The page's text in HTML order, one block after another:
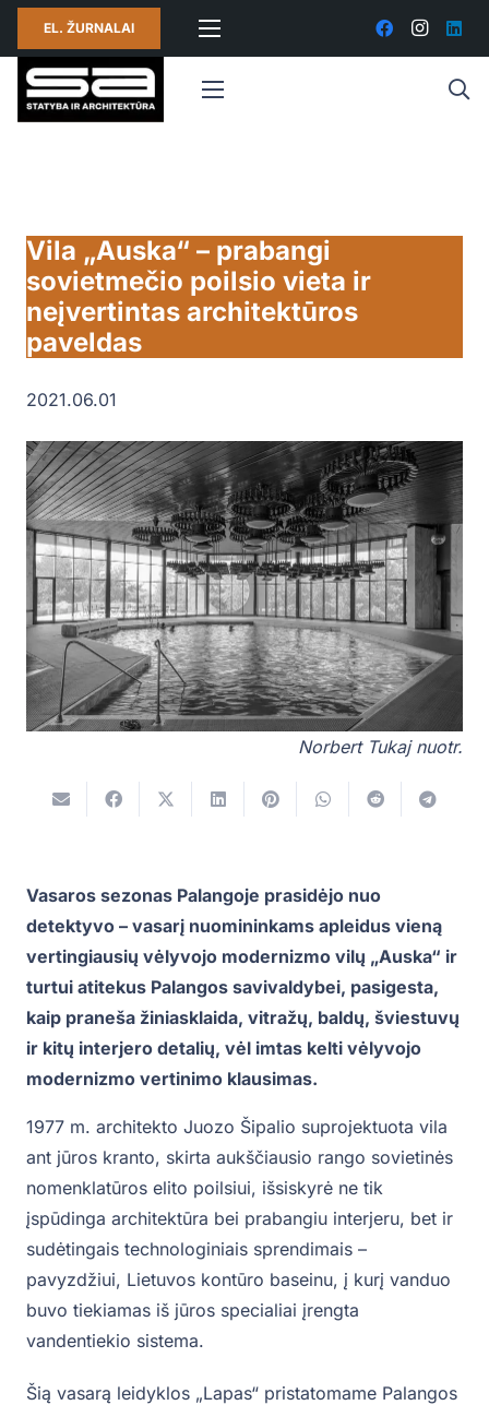
EL. ŽURNALAI
Vila „Auska“ – prabangi
sovietmečio poilsio vieta ir
neįvertintas architektūros
paveldas
2021.06.01
Norbert Tukaj nuotr.
Vasaros sezonas Palangoje prasidėjo nuo
detektyvo – vasarį nuomininkams apleidus vieną
vertingiausių vėlyvojo modernizmo vilų „Auska“ ir
turtui atitekus Palangos savivaldybei, pasigesta,
kaip praneša žiniasklaida, vitražų, baldų, šviestuvų
ir kitų interjero detalių, vėl imtas kelti vėlyvojo
modernizmo vertinimo klausimas.
1977 m. architekto Juozo Šipalio suprojektuota vila
ant jūros kranto, skirta aukščiausio rango sovietinės
nomenklatūros elito poilsiui, išsiskyrė ne tik
įspūdinga architektūra bei prabangiu interjeru, bet ir
sudėtingais technologiniais sprendimais –
pavyzdžiui, Lietuvos kontūro baseinu, į kurį vanduo
buvo tiekiamas iš jūros specialiai įrengta
vandentiekio sistema.
Šią vasarą leidyklos „Lapas“ pristatomame Palangos